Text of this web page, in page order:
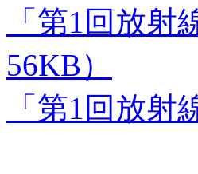
「第1回放
56KB）
「第1回放